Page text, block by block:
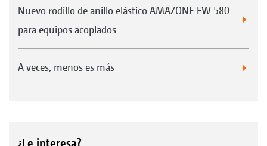
Nuevo rodillo de anillo elástico AMAZONE FW 580
para equipos acoplados
A veces, menos es más
¿Le interesa?